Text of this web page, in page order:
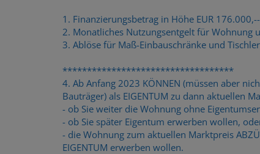
1. Finanzierungsbetrag in Höhe EUR 176.000,--
2. Monatliches Nutzungsentgelt für Wohnung
3. Ablöse für Maß-Einbauschränke und
***********************************
4. Ab Anfang 2023 KÖNNEN (müssen aber
Bauträger) als EIGENTUM zu dann aktuellen
- ob Sie weiter die Wohnung ohne
- ob Sie später Eigentum erwerben wollen,
- die Wohnung zum aktuellen Marktpreis
EIGENTUM erwerben wollen.